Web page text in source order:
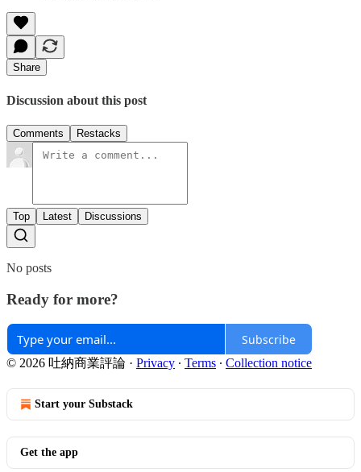
Share
Discussion about this post
Comments Restacks
Top Latest Discussions
No posts
Ready for more?
Subscribe
© 2026 吐納商業評論 · Privacy ∙ Terms ∙ Collection notice
Start your Substack
Get the app